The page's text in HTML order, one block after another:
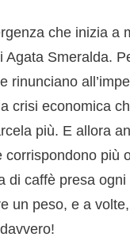
che inizia a
Agata Smeralda.
rinunciano
crisi economica
più. E allora
più
di caffè presa
un peso, e a